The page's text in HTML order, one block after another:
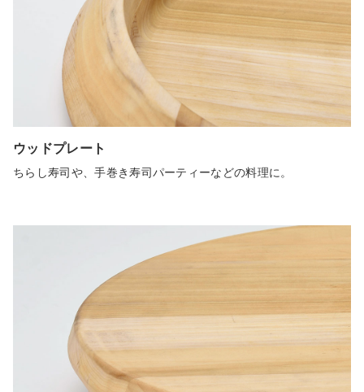
ウッドプレート
ちらし寿司や、手巻き寿司パーティーなどの料理に。